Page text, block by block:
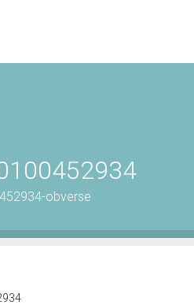
obverse